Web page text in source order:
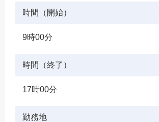
時間（開始）
9時00分
時間（終了）
17時00分
勤務地